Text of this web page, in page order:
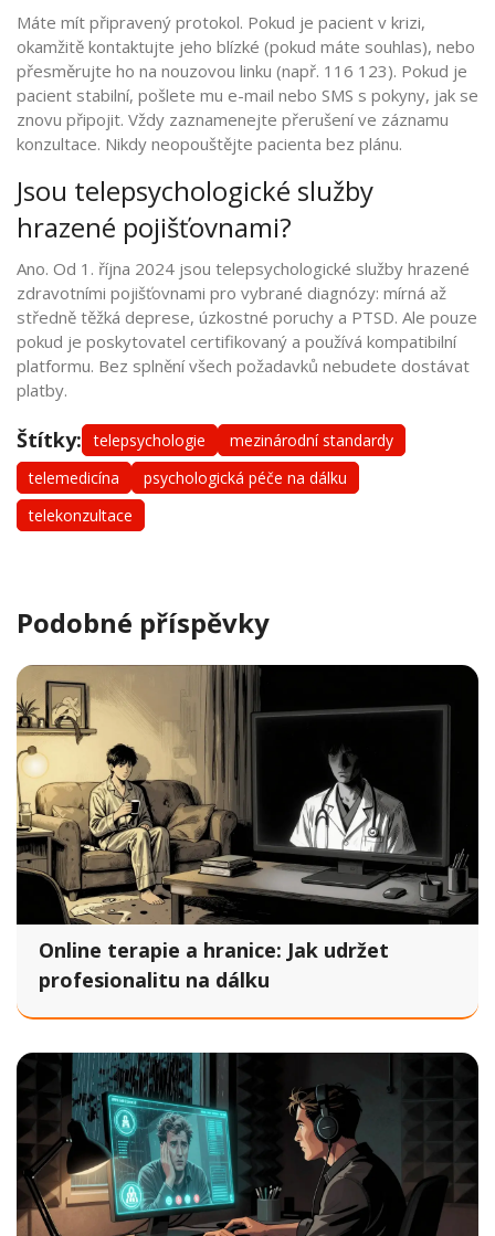
Máte mít připravený protokol. Pokud je pacient v krizi,
okamžitě kontaktujte jeho blízké (pokud máte souhlas), nebo
přesměrujte ho na nouzovou linku (např. 116 123). Pokud je
pacient stabilní, pošlete mu e-mail nebo SMS s pokyny, jak se
znovu připojit. Vždy zaznamenejte přerušení ve záznamu
konzultace. Nikdy neopouštějte pacienta bez plánu.
Jsou telepsychologické služby
hrazené pojišťovnami?
Ano. Od 1. října 2024 jsou telepsychologické služby hrazené
zdravotními pojišťovnami pro vybrané diagnózy: mírná až
středně těžká deprese, úzkostné poruchy a PTSD. Ale pouze
pokud je poskytovatel certifikovaný a používá kompatibilní
platformu. Bez splnění všech požadavků nebudete dostávat
platby.
Štítky: telepsychologie
mezinárodní standardy
telemedicína
psychologická péče na dálku
telekonzultace
Podobné příspěvky
Online terapie a hranice: Jak udržet
profesionalitu na dálku